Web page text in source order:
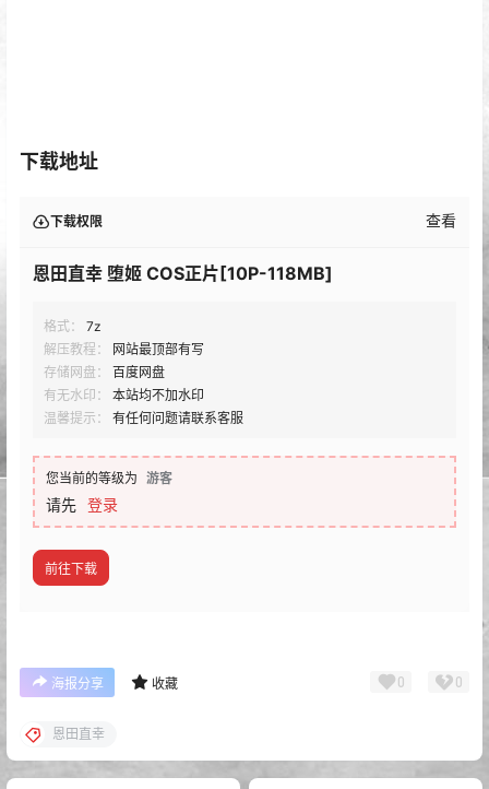
下载地址
下载权限 查看
恩田直幸 堕姬 COS正片[10P-118MB]
格式：
7z
解压教程：
网站最顶部有写
存储网盘：
百度网盘
有无水印：
本站均不加水印
温馨提示：
有任何问题请联系客服
您当前的等级为 游客
请先 登录
前往下载
海报分享 收藏 0 0
恩田直幸